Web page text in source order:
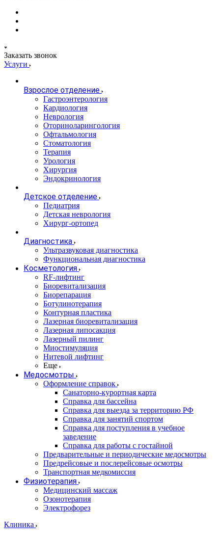
Заказать звонок
Услуги
Взрослое отделение
Гастроэнтерология
Кардиология
Неврология
Оториноларингология
Офтальмология
Стоматология
Терапия
Урология
Хирургия
Эндокринология
Детское отделение
Педиатрия
Детская неврология
Хирург-ортопед
Диагностика
Ультразвуковая диагностика
Функциональная диагностика
Косметология
RF-лифтинг
Биоревитализация
Биорепарация
Ботулинотерапия
Контурная пластика
Лазерная биоревитализация
Лазерная липосакция
Лазерный пилинг
Миостимуляция
Нитевой лифтинг
Еще
Медосмотры
Оформление справок
Санаторно-курортная карта
Справка для бассейна
Справка для выезда за территорию РФ
Справка для занятий спортом
Справка для поступления в учебное
заведение
Справка для работы с гостайной
Предварительные и периодические медосмотры
Предрейсовые и послерейсовые осмотры
Транспортная медкомиссия
Физиотерапия
Медицинский массаж
Озонотерапия
Электрофорез
Клиника